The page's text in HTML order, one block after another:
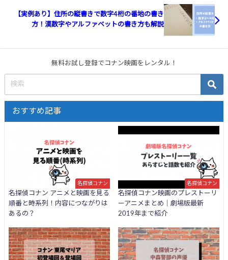
【実例あり】住所の縦書きで数字4桁の番地の書き
方！漢数字やアルファベットの書き方も解説
無料お試し登録でコナン映画をレンタル！
おすすめ記事
名探偵コナン
名探偵コナン アニメと映画を見る
順番と時系列！内容につながりは
あるの？
名探偵コナン
名探偵コナン映画のプレストーリ
ーアニメまとめ｜劇場版最新
2019年まで紹介